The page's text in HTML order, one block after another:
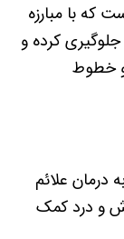
که با مبارزه
کرده و
خطوط
علائم
و درد کمک